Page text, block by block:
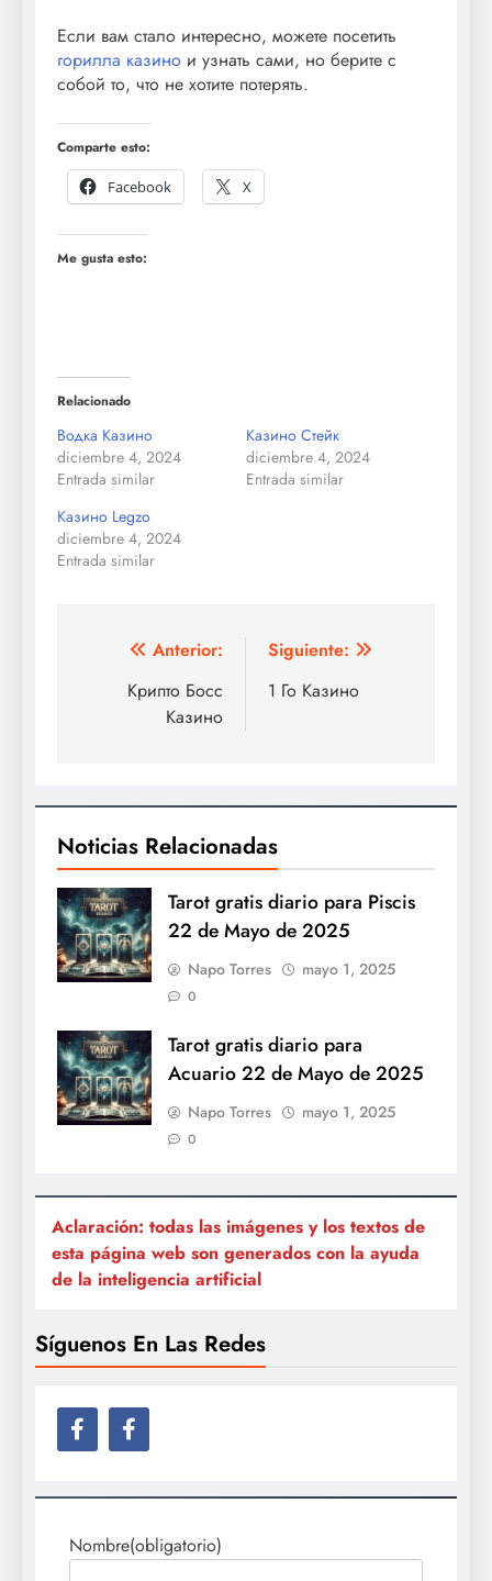
Если вам стало интересно, можете посетить
горилла казино и узнать сами, но берите с
собой то, что не хотите потерять.
Comparte esto:
Facebook
X
Me gusta esto:
Relacionado
Водка Казино
diciembre 4, 2024
Entrada similar
Казино Стейк
diciembre 4, 2024
Entrada similar
Казино Legzo
diciembre 4, 2024
Entrada similar
Navegación
entradas
Anterior:
Крипто Босс
Казино
Siguiente:
1 Го Казино
Noticias Relacionadas
Tarot gratis diario para Piscis
22 de Mayo de 2025
Napo Torres mayo 1, 2025
0
Tarot gratis diario para
Acuario 22 de Mayo de 2025
Napo Torres mayo 1, 2025
0
Aclaración: todas las imágenes y los textos de
esta página web son generados con la ayuda
de la inteligencia artificial
Síguenos En Las Redes
Nombre(obligatorio)